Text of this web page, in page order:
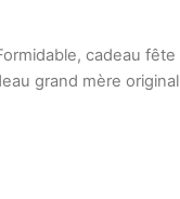
cadeau fête
grand mère original